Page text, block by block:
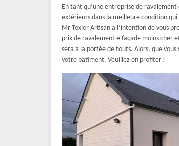
En tant qu’une entreprise de
extérieurs dans la meilleure condition
Mr Texier Artisan a l’intention de vous
prix de ravalement e façade moins cher
sera à la portée de touts. Alors, que
votre bâtiment. Veuillez en profiter !